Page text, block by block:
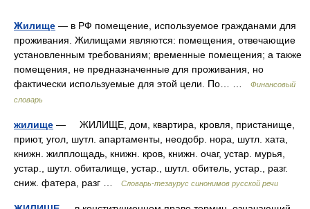
Жилище — в РФ помещение, используемое гражданами для
проживания. Жилищами являются: помещения, отвечающие
установленным требованиям; временные помещения; а также
помещения, не предназначенные для проживания, но
фактически используемые для этой цели. По… …
Финансовый
словарь
жилище — ЖИЛИЩЕ, дом, квартира, кровля, пристанище,
приют, угол, шутл. апартаменты, неодобр. нора, шутл. хата,
книжн. жилплощадь, книжн. кров, книжн. очаг, устар. мурья,
устар., шутл. обиталище, устар., шутл. обитель, устар., разг.
сниж. фатера, разг …
Словарь-тезаурус синонимов русской речи